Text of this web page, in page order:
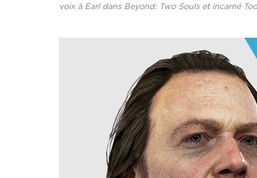
voix à Earl dans Beyond: Two Souls et incarné